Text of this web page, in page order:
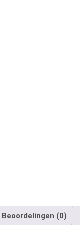
Beoordelingen (0)